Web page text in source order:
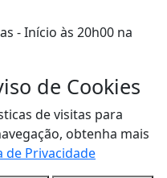
- Início às 20h00 na
de Cookies
de visitas para
obtenha mais
de Privacidade